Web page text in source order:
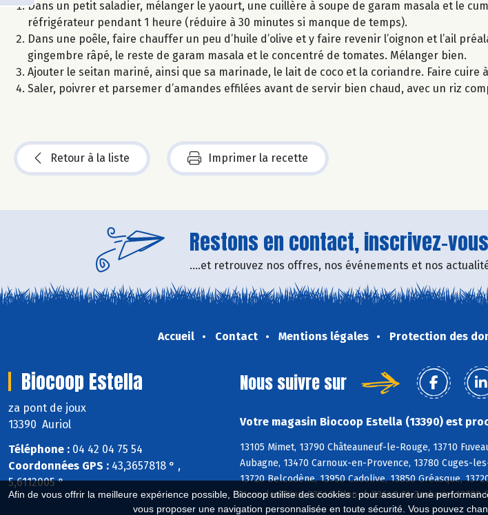
Afin de vous offrir la meilleure expérience possible, Biocoop utilise des cookies : pour assurer une
vous proposer une navigation personnalisée en toute sécurité. Vous pouvez
Dans un petit saladier, mélanger le yaourt, une cuillère à soupe de garam masala et le
réfrigérateur pendant 1 heure (réduire à 30 minutes si manque de temps).
Dans une poêle, faire chauffer un peu d’huile d’olive et y faire revenir l’oignon et l’ail
gingembre râpé, le reste de garam masala et le concentré de tomates. Mélanger bien.
Ajouter le seitan mariné, ainsi que sa marinade, le lait de coco et la coriandre. Faire
Saler, poivrer et parsemer d’amandes effilées avant de servir bien chaud, avec un riz
Retour à la liste Imprimer la recette
Restons en contact, inscrivez-
....et retrouvez nos offres, nos événements et nos
Accueil Contact Mentions légales Protection des
Biocoop Estella
za pont de joux
13390 Auriol
Téléphone : 04 42 04 75 54
Coordonnées GPS : 43,3657818 ° ,
5,6112005 °
Nous suivre sur
Votre magasin Biocoop Estella (13390) est
13105 Mimet, 13790 Châteauneuf-le-Rouge, 13710
Aubagne, 13470 Carnoux-en-Provence, 13780 Cuges-
13720 Belcodène, 13950 Cadolive, 13850 Gréasque,
Nans-les-Pins, 83640 Plan-d, 83640 St-Zacharie, 13780